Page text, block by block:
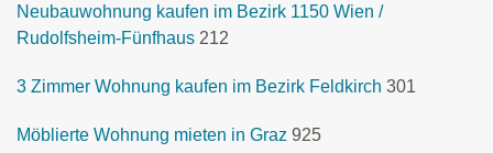
Neubauwohnung kaufen im Bezirk 1150 Wien /
Rudolfsheim-Fünfhaus 212
3 Zimmer Wohnung kaufen im Bezirk Feldkirch 301
Möblierte Wohnung mieten in Graz 925